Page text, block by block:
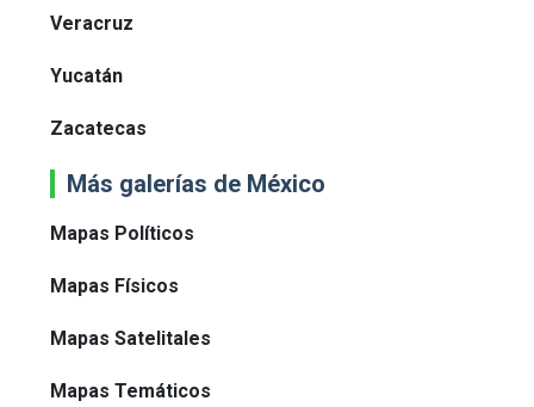
Veracruz
Yucatán
Zacatecas
Más galerías de México
Mapas Políticos
Mapas Físicos
Mapas Satelitales
Mapas Temáticos